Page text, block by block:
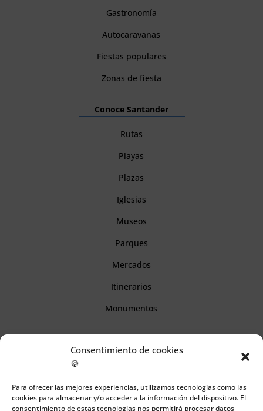
Consentimiento de cookies
🍪
Para ofrecer las mejores experiencias, utilizamos tecnologías como las
cookies para almacenar y/o acceder a la información del dispositivo. El
consentimiento de estas tecnologías nos permitirá procesar datos
Gastronomía
Autocaravanas
Fiestas populares
Zonas de fiesta
Conoce Santander
Rutas
Playas
Plazas
Iglesias
Museos
Parques
Mercados
Itinerarios
Monumentos
Descubre Cantabria
Aviso legal